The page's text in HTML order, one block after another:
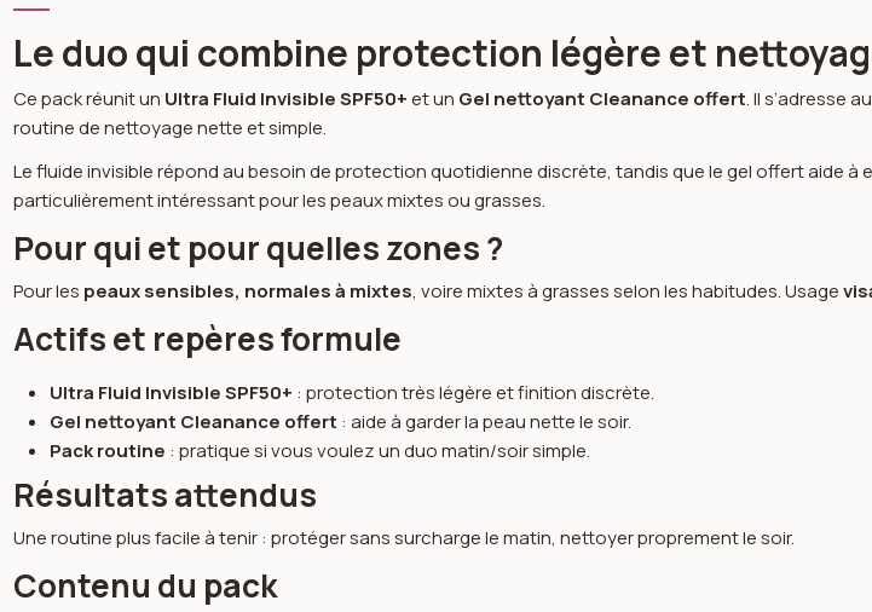
Le duo qui combine protection légère et
Ce pack réunit un Ultra Fluid Invisible SPF50+et un Gel nettoyant Cleanance offert. Il s’adresse
routine de nettoyage nette et simple.
Le fluide invisible répond au besoin de protection quotidienne discrète, tandis que le gel offert aide
particulièrement intéressant pour les peaux mixtes ou grasses.
Pour qui et pour quelles zones ?
Pour les peaux sensibles, normales à mixtes, voire mixtes à grasses selon les habitudes. Usage
Actifs et repères formule
Ultra Fluid Invisible SPF50+ : protection très légère et finition discrète.
Gel nettoyant Cleanance offert : aide à garder la peau nette le soir.
Pack routine : pratique si vous voulez un duo matin/soir simple.
Résultats attendus
Une routine plus facile à tenir : protéger sans surcharge le matin, nettoyer proprement le soir.
Contenu du pack